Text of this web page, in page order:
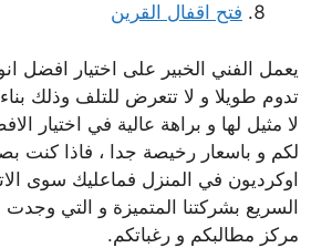
فتح اقفال القرين
يعمل الفني الخبير على اختيار افضل
تدوم طويلا و لا تتعرض للتلف وذلك
لا مثيل لها و براهة عالية في اختيار
لكم و باسعار رخيصة جدا ، فاذا كنت
اوكرديون في المنزل فماعليك سوى
السريع بشركتنا المتميزة و التي
مركز مطالبكم و رغباتكم.